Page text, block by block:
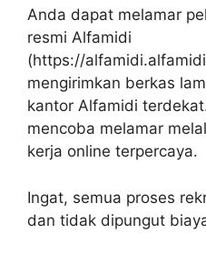
Anda dapat melamar
resmi Alfamidi
(https://
mengirimkan berkas
kantor Alfamidi
mencoba melamar
kerja online terpercaya.
Ingat, semua proses
dan tidak dipungut